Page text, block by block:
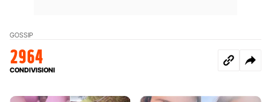
GOSSIP
2964
CONDIVISIONI